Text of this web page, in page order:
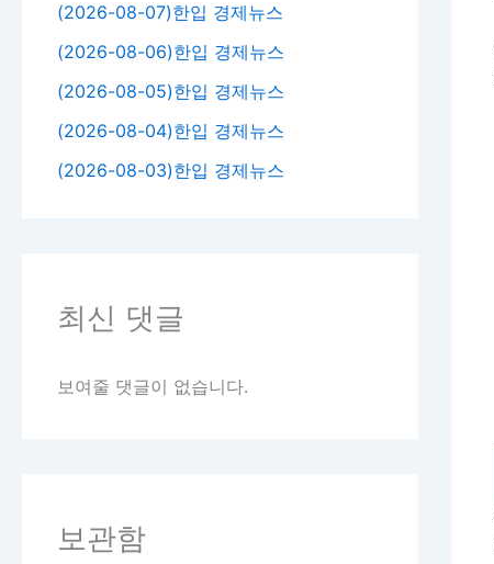
(2026-08-07)한입 경제뉴스
(2026-08-06)한입 경제뉴스
(2026-08-05)한입 경제뉴스
(2026-08-04)한입 경제뉴스
(2026-08-03)한입 경제뉴스
최신 댓글
보여줄 댓글이 없습니다.
보관함